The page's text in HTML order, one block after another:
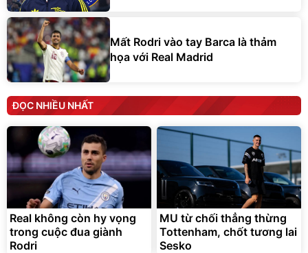
Mất Rodri vào tay Barca là thảm
họa với Real Madrid
ĐỌC NHIỀU NHẤT
Real không còn hy vọng
trong cuộc đua giành
Rodri
MU từ chối thẳng thừng
Tottenham, chốt tương lai
Sesko